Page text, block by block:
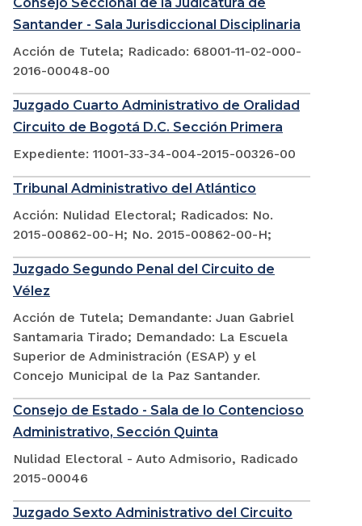
Santander - Sala Jurisdiccional Disciplinaria
Acción de Tutela; Radicado: 68001-11-02-000-
2016-00048-00
Juzgado Cuarto Administrativo de Oralidad
Circuito de Bogotá D.C. Sección Primera
Expediente: 11001-33-34-004-2015-00326-00
Tribunal Administrativo del Atlántico
Acción: Nulidad Electoral; Radicados: No.
2015-00862-00-H; No. 2015-00862-00-H;
Juzgado Segundo Penal del Circuito de
Vélez
Acción de Tutela; Demandante: Juan Gabriel
Santamaria Tirado; Demandado: La Escuela
Superior de Administración (ESAP) y el
Concejo Municipal de la Paz Santander.
Consejo de Estado - Sala de lo Contencioso
Administrativo, Sección Quinta
Nulidad Electoral - Auto Admisorio, Radicado
2015-00046
Juzgado Sexto Administrativo del Circuito